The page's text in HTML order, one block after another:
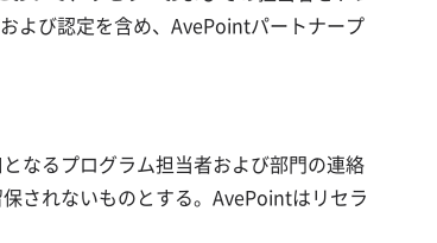
よび認定を含め、AvePointパートナープ
なるプログラム担当者および部門の連絡
されないものとする。AvePointはリセラ